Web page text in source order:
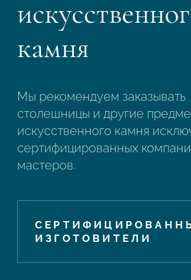
камня
Мы рекомендуем заказывать
столешницы и другие
искусственного камня
сертифицированных
мастеров.
ИЗГОТОВИТЕЛИ